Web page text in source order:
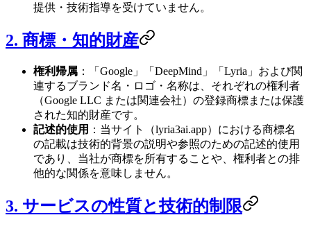
提供・技術指導を受けていません。
2. 商標・知的財産
権利帰属 ：「Google」「DeepMind」「Lyria」および関
連するブランド名・ロゴ・名称は、それぞれの権利者
（Google LLC または関連会社）の登録商標または保護
された知的財産です。
記述的使用 ：当サイト（lyria3ai.app）における商標名
の記載は技術的背景の説明や参照のための記述的使用
であり、当社が商標を所有することや、権利者との排
他的な関係を意味しません。
3. サービスの性質と技術的制限